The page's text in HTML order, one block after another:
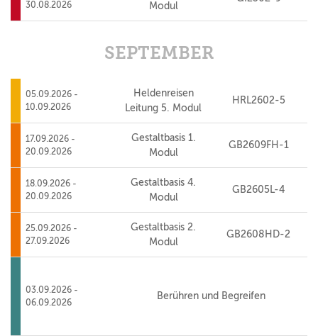
30.08.2026
Modul
SEPTEMBER
05.09.2026 -
10.09.2026
Heldenreisen
Leitung 5. Modul
HRL2602-5
17.09.2026 -
20.09.2026
Gestaltbasis 1.
Modul
GB2609FH-1
18.09.2026 -
20.09.2026
Gestaltbasis 4.
Modul
GB2605L-4
25.09.2026 -
27.09.2026
Gestaltbasis 2.
Modul
GB2608HD-2
03.09.2026 -
06.09.2026
Berühren und Begreifen